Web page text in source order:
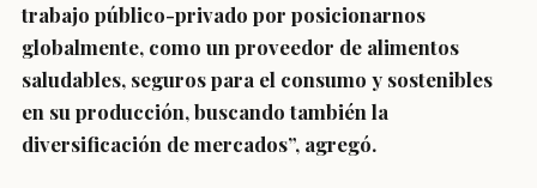
trabajo público-privado por posicionarnos
globalmente, como un proveedor de alimentos
saludables, seguros para el consumo y sostenibles
en su producción, buscando también la
diversificación de mercados”, agregó.